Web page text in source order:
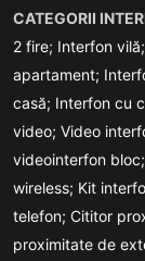
CATEGORII
2 fire; Interfon vilă;
apartament;
casă; Interfon cu
video; Video
videointerfon bloc;
wireless; Kit
telefon; Cititor
proximitate de